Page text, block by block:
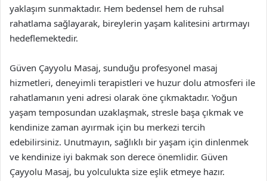
yaklaşım sunmaktadır. Hem bedensel hem de ruhsal
rahatlama sağlayarak, bireylerin yaşam kalitesini artırmayı
hedeflemektedir.
Güven Çayyolu Masaj, sunduğu profesyonel masaj
hizmetleri, deneyimli terapistleri ve huzur dolu atmosferi ile
rahatlamanın yeni adresi olarak öne çıkmaktadır. Yoğun
yaşam temposundan uzaklaşmak, stresle başa çıkmak ve
kendinize zaman ayırmak için bu merkezi tercih
edebilirsiniz. Unutmayın, sağlıklı bir yaşam için dinlenmek
ve kendinize iyi bakmak son derece önemlidir. Güven
Çayyolu Masaj, bu yolculukta size eşlik etmeye hazır.